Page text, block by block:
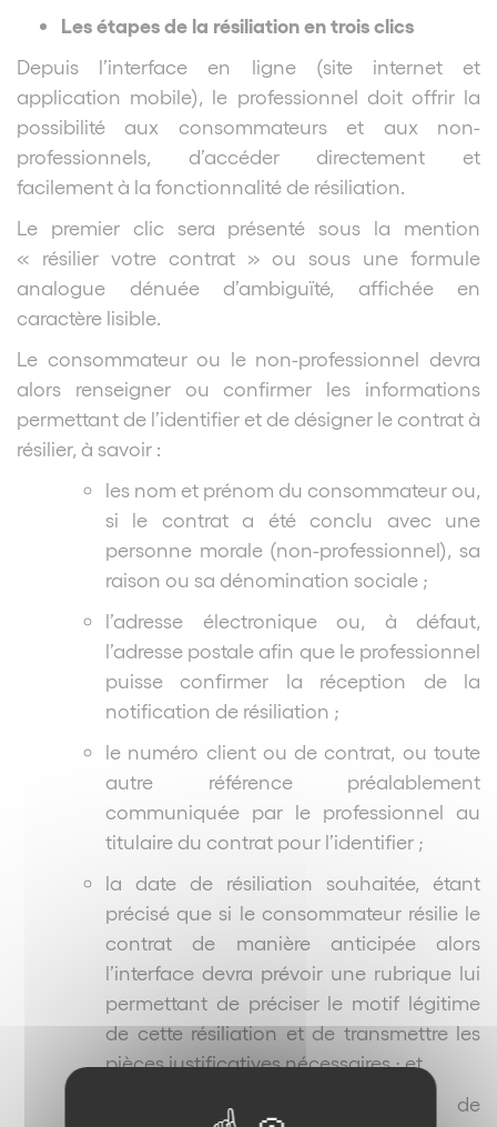
Les étapes de la résiliation en trois clics
Depuis l’interface en ligne (site internet et
application mobile), le professionnel doit offrir la
possibilité aux consommateurs et aux non-
professionnels, d’accéder directement et
facilement à la fonctionnalité de résiliation.
Le premier clic sera présenté sous la mention
« résilier votre contrat » ou sous une formule
analogue dénuée d’ambiguïté, affichée en
caractère lisible.
Le consommateur ou le non-professionnel devra
alors renseigner ou confirmer les informations
permettant de l’identifier et de désigner le contrat à
résilier, à savoir :
les nom et prénom du consommateur ou,
si le contrat a été conclu avec une
personne morale (non-professionnel), sa
raison ou sa dénomination sociale ;
l’adresse électronique ou, à défaut,
l’adresse postale afin que le professionnel
puisse confirmer la réception de la
notification de résiliation ;
le numéro client ou de contrat, ou toute
autre référence préalablement
communiquée par le professionnel au
titulaire du contrat pour l’identifier ;
la date de résiliation souhaitée, étant
précisé que si le consommateur résilie le
contrat de manière anticipée alors
l’interface devra prévoir une rubrique lui
permettant de préciser le motif légitime
de cette résiliation et de transmettre les
pièces justificatives nécessaires ; et
s’agissant des services de